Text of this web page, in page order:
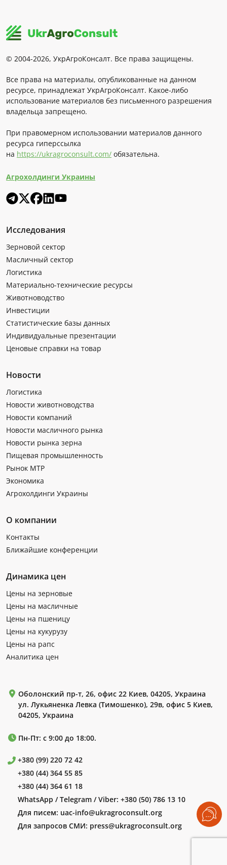
© 2004-2026, УкрАгроКонсалт. Все права защищены.
Все права на материалы, опубликованные на данном
ресурсе, принадлежат УкрАгроКонсалт. Какое-либо
использование материалов без письменного разрешения
владельца запрещено.
При правомерном использовании материалов данного
ресурса гиперссылка
на https://ukragroconsult.com/ обязательна.
Агрохолдинги Украины
Исследования
Зерновой сектор
Масличный сектор
Логистика
Материально-технические ресурсы
Животноводство
Инвестиции
Статистические базы данных
Индивидуальные презентации
Ценовые справки на товар
Новости
Логистика
Новости животноводства
Новости компаний
Новости масличного рынка
Новости рынка зерна
Пищевая промышленность
Рынок МТР
Экономика
Агрохолдинги Украины
О компании
Контакты
Ближайшие конференции
Динамика цен
Цены на зерновые
Цены на масличные
Цены на пшеницу
Цены на кукурузу
Цены на рапс
Аналитика цен
Оболонский пр-т, 26, офис 22 Киев, 04205, Украина
ул. Лукьяненка Левка (Тимошенко), 29в, офис 5 Киев,
04205, Украина
Пн-Пт: с 9:00 до 18:00.
+380 (99) 220 72 42
+380 (44) 364 55 85
+380 (44) 364 61 18
WhatsApp / Telegram / Viber: +380 (50) 786 13 10
Для писем: uac-info@ukragroconsult.org
Для запросов СМИ: press@ukragroconsult.org